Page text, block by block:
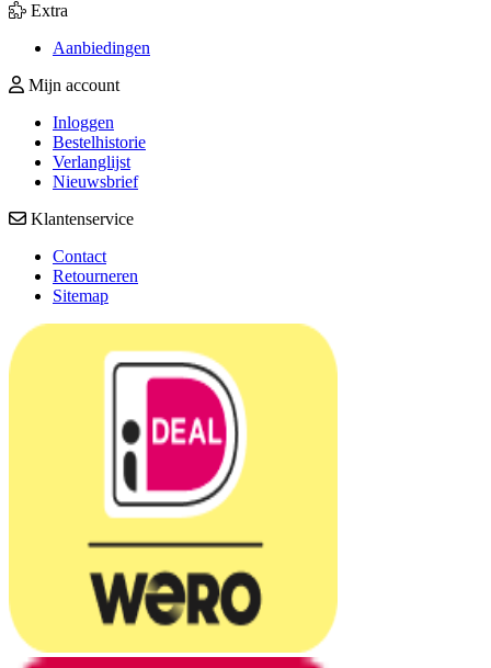
Extra
Aanbiedingen
Mijn account
Inloggen
Bestelhistorie
Verlanglijst
Nieuwsbrief
Klantenservice
Contact
Retourneren
Sitemap